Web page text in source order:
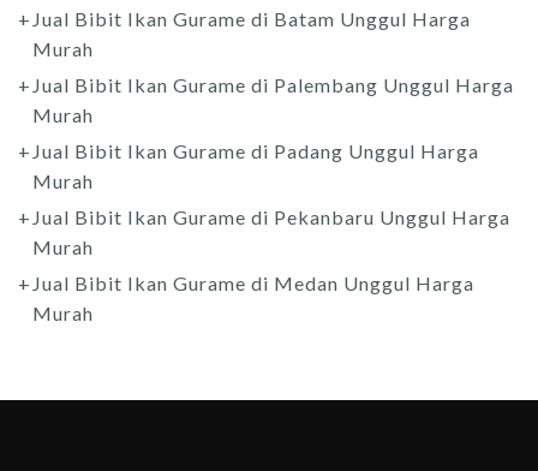
Jual Bibit Ikan Gurame di Batam Unggul Harga
Murah
Jual Bibit Ikan Gurame di Palembang Unggul Harga
Murah
Jual Bibit Ikan Gurame di Padang Unggul Harga
Murah
Jual Bibit Ikan Gurame di Pekanbaru Unggul Harga
Murah
Jual Bibit Ikan Gurame di Medan Unggul Harga
Murah